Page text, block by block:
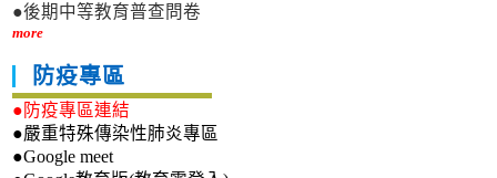
●後期中等教育普查問卷
more
防疫專區
●防疫專區連結
●嚴重特殊傳染性肺炎專區
●Google meet